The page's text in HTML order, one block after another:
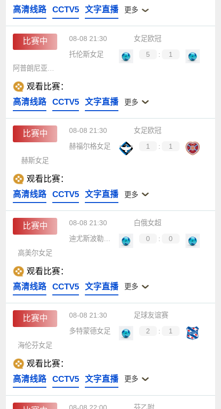
高清线路
CCTV5 文字直播 更多
比赛中 08-08 21:30
女足欧冠
托伦斯女足
5 :
1
阿普朗尼亚女足
观看比赛：
高清线路
CCTV5 文字直播 更多
比赛中 08-08 21:30
女足欧冠
赫福尔格女足
1 :
1
赫斯女足
观看比赛：
高清线路
CCTV5 文字直播 更多
比赛中 08-08 21:30
白俄女超
迪尤斯波勒斯女足
0 :
0
高美尔女足
观看比赛：
高清线路
CCTV5 文字直播 更多
比赛中 08-08 21:30
足球友谊赛
多特蒙德女足
2 :
1
海伦芬女足
观看比赛：
高清线路
CCTV5 文字直播 更多